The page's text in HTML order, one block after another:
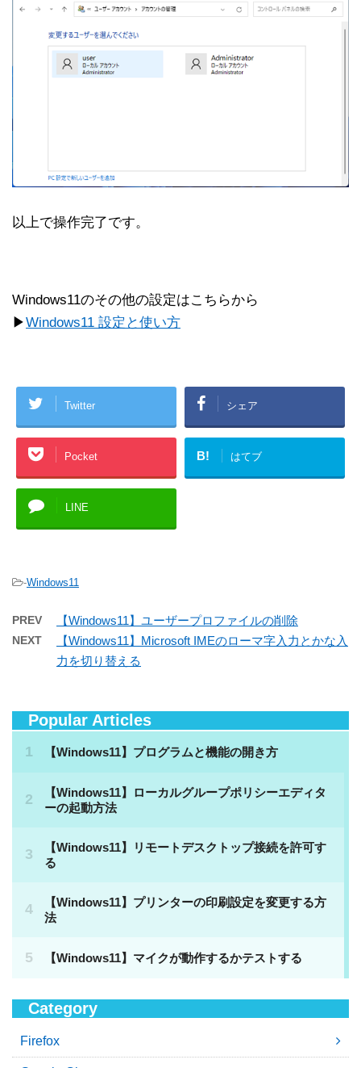
以上で操作完了です。
Windows11のその他の設定はこちらから
▶Windows11 設定と使い方
Twitter シェア
Pocket B! はてブ
LINE
-Windows11
PREV 【Windows11】ユーザープロファイルの削除
NEXT
【Windows11】Microsoft IMEのローマ字入力とかな入
力を切り替える
Popular Articles
Category
Firefox